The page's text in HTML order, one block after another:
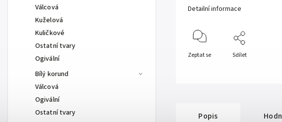
Válcová
Kuželová
Kuličkové
Ostatní tvary
Ogivální
Bílý korund
Válcová
Ogivální
Ostatní tvary
Detailní informace
Zeptat se Sdílet
Popis